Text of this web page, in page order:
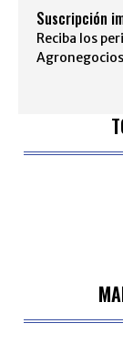
Suscripción
Reciba los